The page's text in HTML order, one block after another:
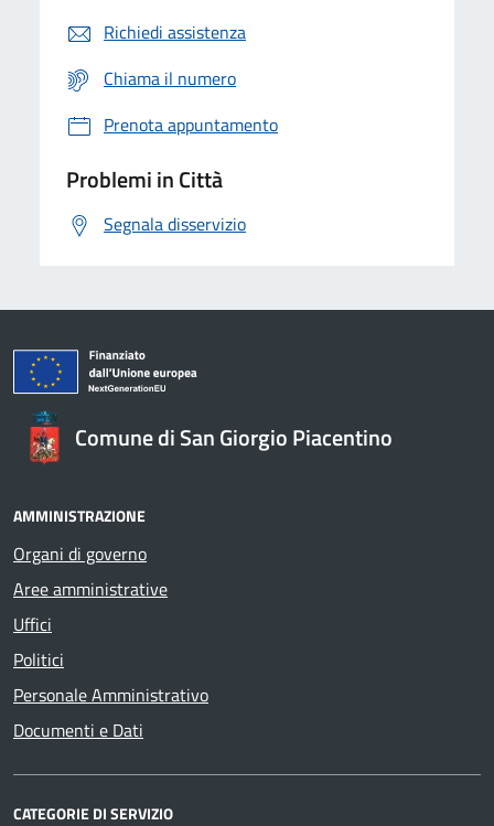
Richiedi assistenza
Chiama il numero
Prenota appuntamento
Problemi in Città
Segnala disservizio
Comune di San Giorgio Piacentino
AMMINISTRAZIONE
Organi di governo
Aree amministrative
Uffici
Politici
Personale Amministrativo
Documenti e Dati
CATEGORIE DI SERVIZIO